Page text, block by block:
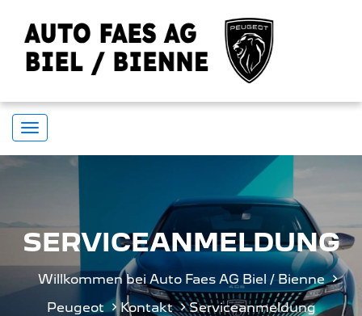
Navigation
SERVICEANMELDUNG
Willkommen bei Auto Faes AG Biel / Bienne
Peugeot
Kontakt Serviceanmeldung